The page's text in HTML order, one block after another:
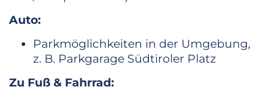
Auto:
Parkmöglichkeiten in der Umgebung,
z. B. Parkgarage Südtiroler Platz
Zu Fuß & Fahrrad: